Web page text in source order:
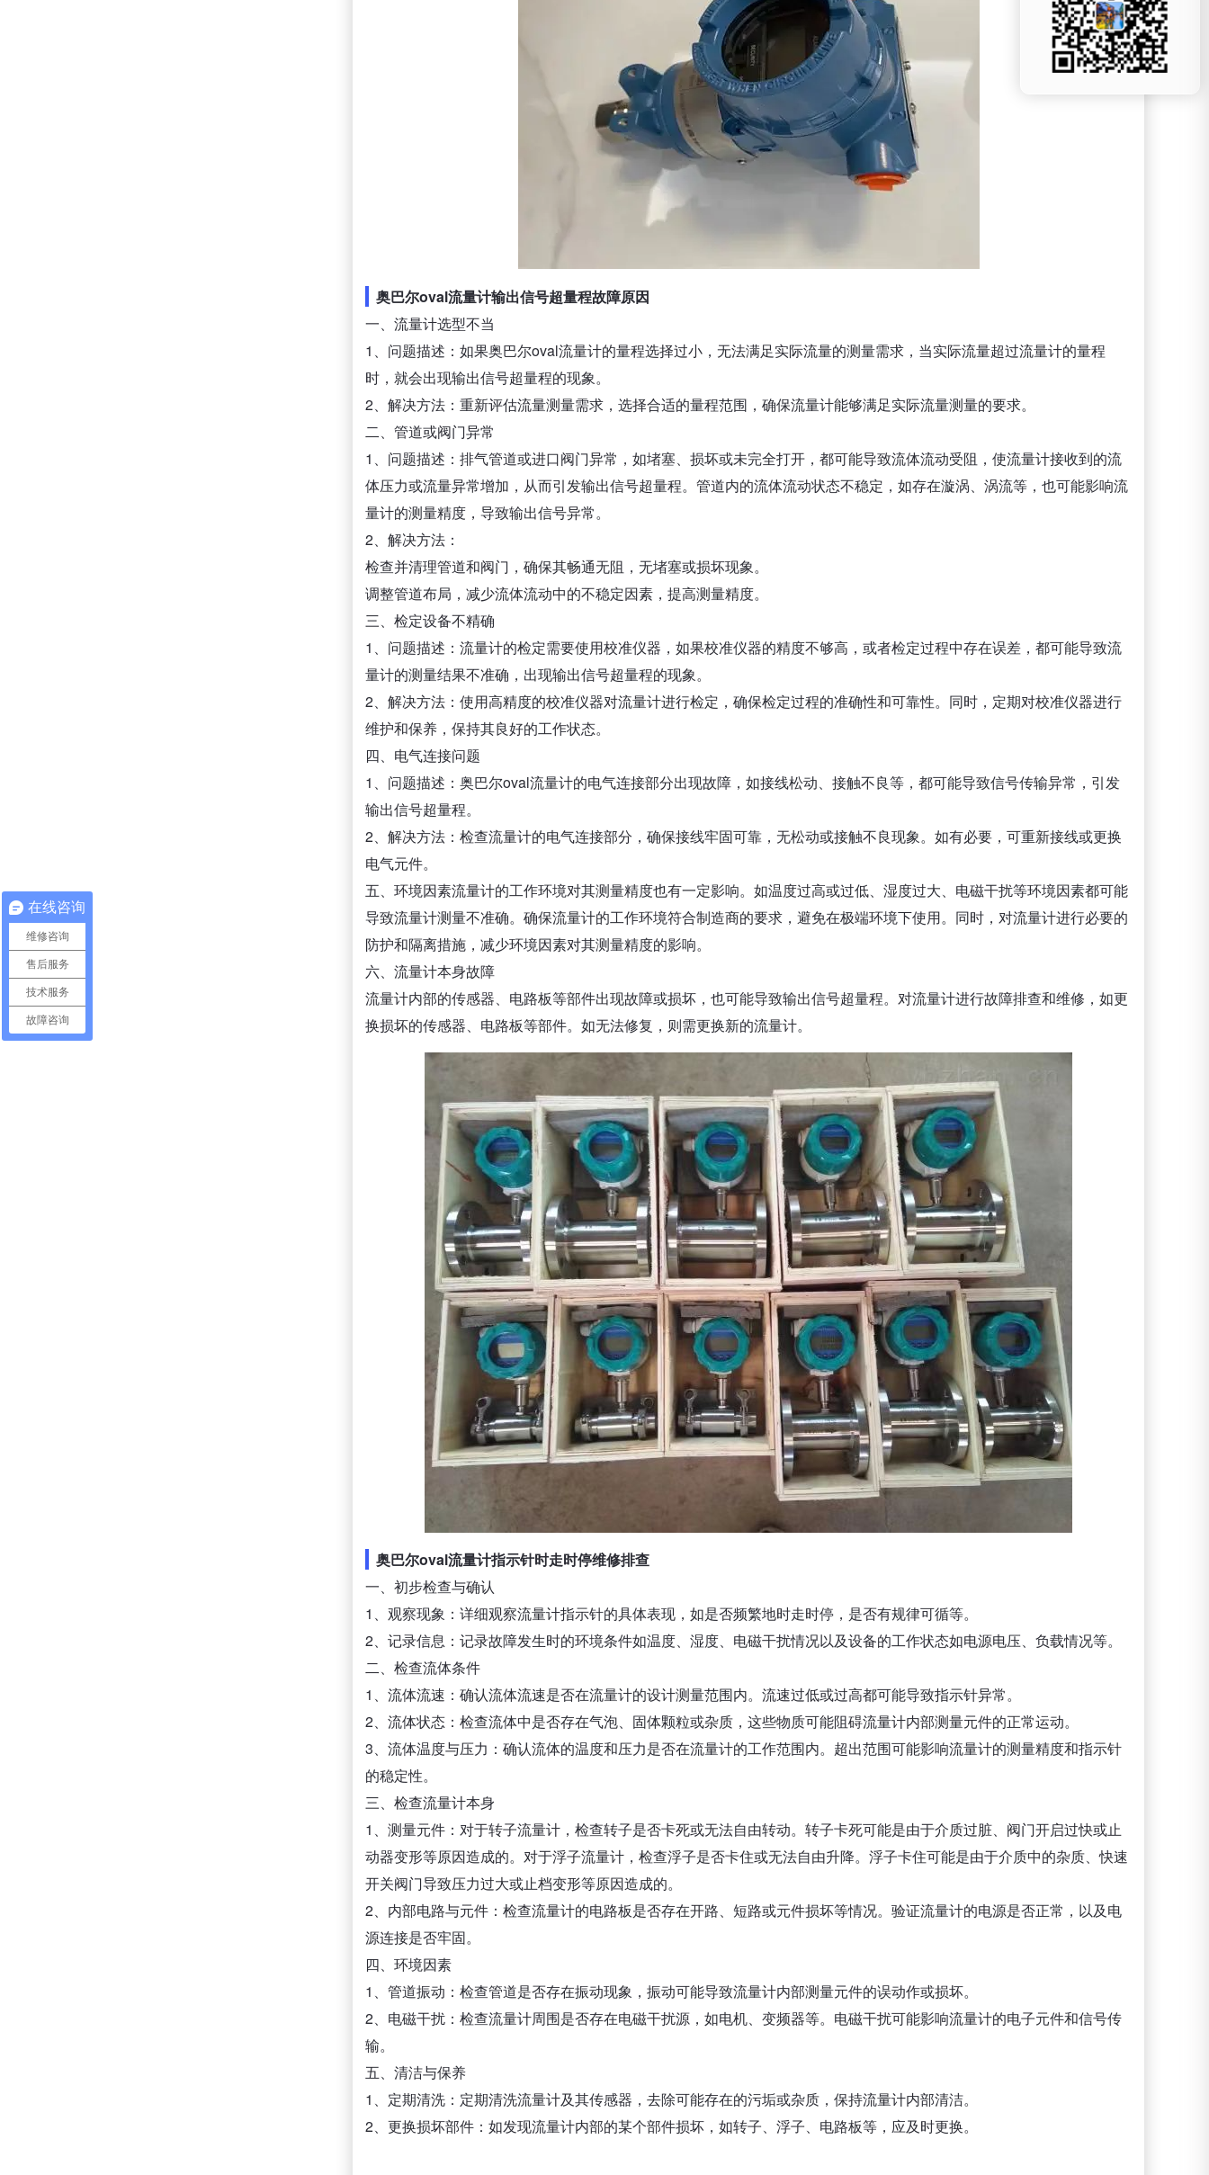
奥巴尔oval流量计输出信号超量程故障原因
一、流量计选型不当
1、问题描述：如果奥巴尔oval流量计的量程选择过小，无法满足实际流量的测量需求，当实际流量超过流量计的量程
时，就会出现输出信号超量程的现象。
2、解决方法：重新评估流量测量需求，选择合适的量程范围，确保流量计能够满足实际流量测量的要求。
二、管道或阀门异常
1、问题描述：排气管道或进口阀门异常，如堵塞、损坏或未完全打开，都可能导致流体流动受阻，使流量计接收到的流
体压力或流量异常增加，从而引发输出信号超量程。管道内的流体流动状态不稳定，如存在漩涡、涡流等，也可能影响流
量计的测量精度，导致输出信号异常。
2、解决方法：
检查并清理管道和阀门，确保其畅通无阻，无堵塞或损坏现象。
调整管道布局，减少流体流动中的不稳定因素，提高测量精度。
三、检定设备不精确
1、问题描述：流量计的检定需要使用校准仪器，如果校准仪器的精度不够高，或者检定过程中存在误差，都可能导致流
量计的测量结果不准确，出现输出信号超量程的现象。
2、解决方法：使用高精度的校准仪器对流量计进行检定，确保检定过程的准确性和可靠性。同时，定期对校准仪器进行
维护和保养，保持其良好的工作状态。
四、电气连接问题
1、问题描述：奥巴尔oval流量计的电气连接部分出现故障，如接线松动、接触不良等，都可能导致信号传输异常，引发
输出信号超量程。
2、解决方法：检查流量计的电气连接部分，确保接线牢固可靠，无松动或接触不良现象。如有必要，可重新接线或更换
电气元件。
五、环境因素流量计的工作环境对其测量精度也有一定影响。如温度过高或过低、湿度过大、电磁干扰等环境因素都可能
导致流量计测量不准确。确保流量计的工作环境符合制造商的要求，避免在极端环境下使用。同时，对流量计进行必要的
防护和隔离措施，减少环境因素对其测量精度的影响。
六、流量计本身故障
流量计内部的传感器、电路板等部件出现故障或损坏，也可能导致输出信号超量程。对流量计进行故障排查和维修，如更
换损坏的传感器、电路板等部件。如无法修复，则需更换新的流量计。
奥巴尔oval流量计指示针时走时停维修排查
一、初步检查与确认
1、观察现象：详细观察流量计指示针的具体表现，如是否频繁地时走时停，是否有规律可循等。
2、记录信息：记录故障发生时的环境条件如温度、湿度、电磁干扰情况以及设备的工作状态如电源电压、负载情况等。
二、检查流体条件
1、流体流速：确认流体流速是否在流量计的设计测量范围内。流速过低或过高都可能导致指示针异常。
2、流体状态：检查流体中是否存在气泡、固体颗粒或杂质，这些物质可能阻碍流量计内部测量元件的正常运动。
3、流体温度与压力：确认流体的温度和压力是否在流量计的工作范围内。超出范围可能影响流量计的测量精度和指示针
的稳定性。
三、检查流量计本身
1、测量元件：对于转子流量计，检查转子是否卡死或无法自由转动。转子卡死可能是由于介质过脏、阀门开启过快或止
动器变形等原因造成的。对于浮子流量计，检查浮子是否卡住或无法自由升降。浮子卡住可能是由于介质中的杂质、快速
开关阀门导致压力过大或止档变形等原因造成的。
2、内部电路与元件：检查流量计的电路板是否存在开路、短路或元件损坏等情况。验证流量计的电源是否正常，以及电
源连接是否牢固。
四、环境因素
1、管道振动：检查管道是否存在振动现象，振动可能导致流量计内部测量元件的误动作或损坏。
2、电磁干扰：检查流量计周围是否存在电磁干扰源，如电机、变频器等。电磁干扰可能影响流量计的电子元件和信号传
输。
五、清洁与保养
1、定期清洗：定期清洗流量计及其传感器，去除可能存在的污垢或杂质，保持流量计内部清洁。
2、更换损坏部件：如发现流量计内部的某个部件损坏，如转子、浮子、电路板等，应及时更换。
在线咨询
维修咨询
售后服务
技术服务
故障咨询